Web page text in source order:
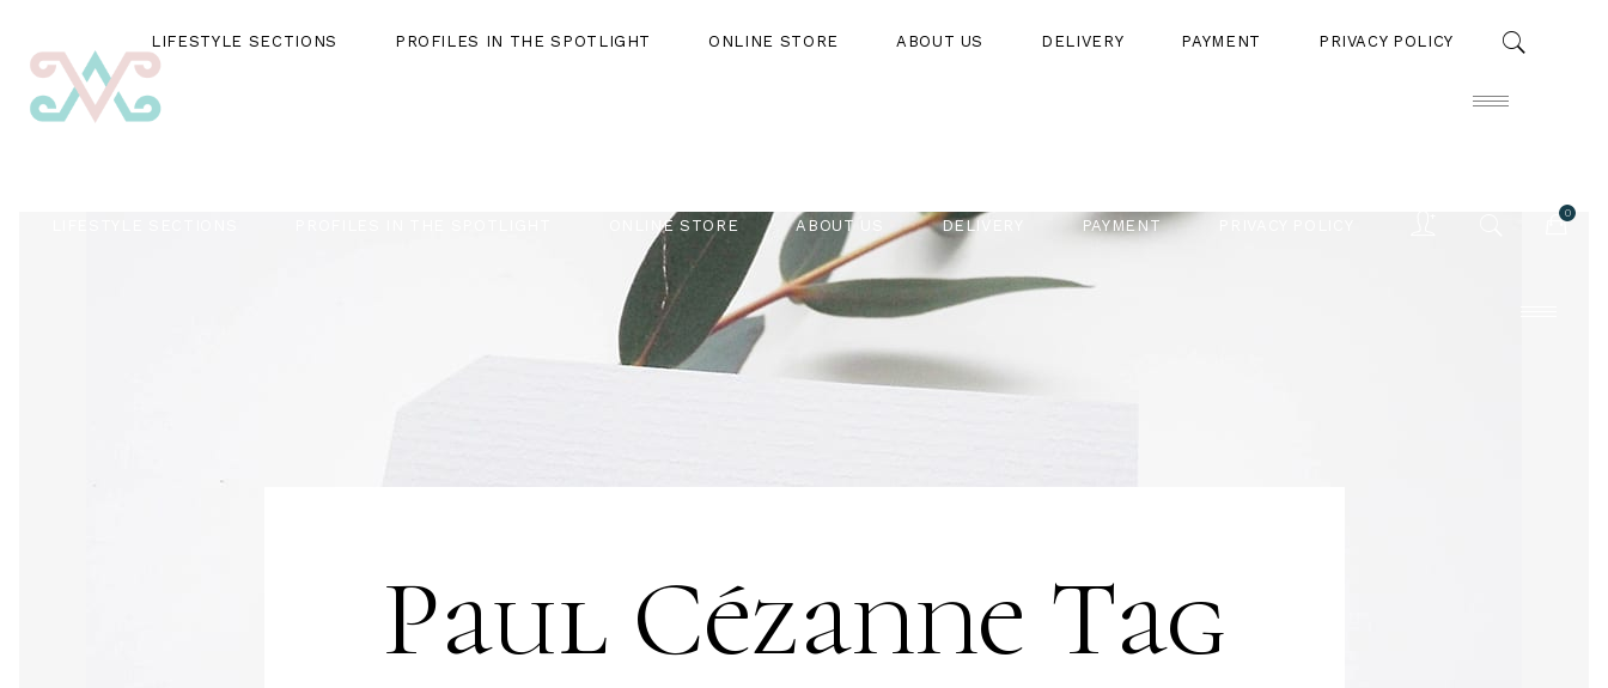
ONLINE STORE ABOUT US DELIVERY PAYMENT
0
LIFESTYLE SECTIONS PROFILES IN THE SPOTLIGHT ONLINE STORE ABOUT US DELIVERY PAYMENT PRIVACY POLICY
Paul Cézanne Tag